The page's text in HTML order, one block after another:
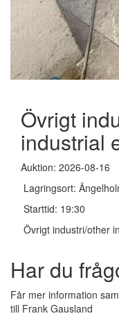
Övrigt
industrial
Auktion: 2026-08-16
Lagringsort:
Starttid: 19:30
Övrigt industri/other
Har du
Får mer information
till Frank Gausland